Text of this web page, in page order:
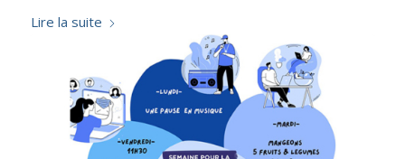
Lire la suite